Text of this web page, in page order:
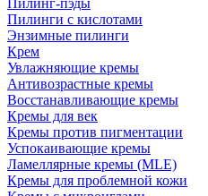
Пилинг-пэды
Пилинги с кислотами
Энзимные пилинги
Крем
Увлажняющие кремы
Антивозрастные кремы
Восстанавливающие кремы
Кремы для век
Кремы против пигментации
Успокаивающие кремы
Ламеллярные кремы (MLE)
Кремы для проблемной кожи